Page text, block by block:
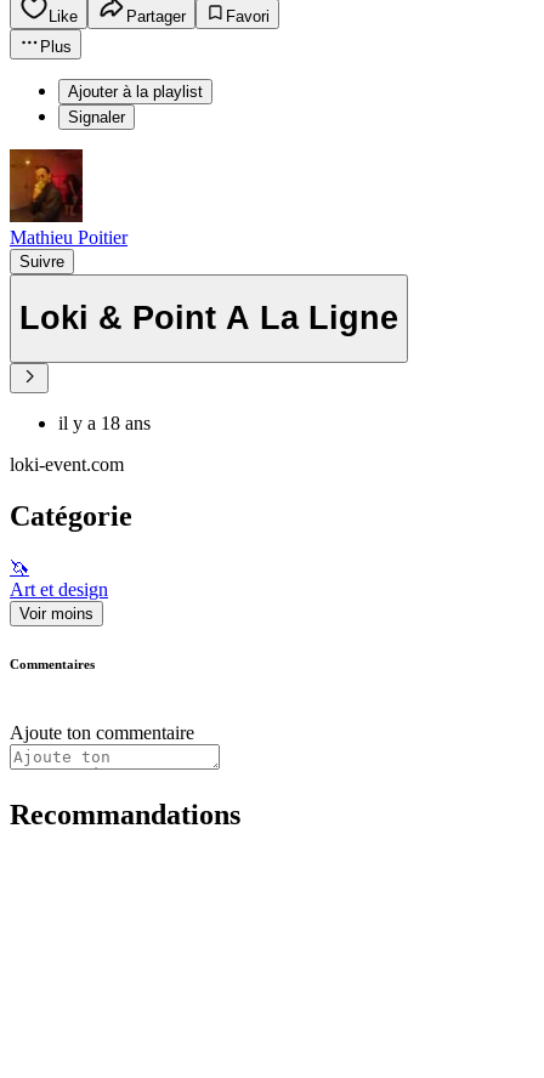
Like Partager
Favori
Plus
Ajouter à la playlist
Signaler
Mathieu Poitier
Suivre
Loki & Point A La Ligne
il y a 18 ans
loki-event.com
Catégorie
🦄
Art et design
Voir moins
Commentaires
Ajoute ton commentaire
Recommandations